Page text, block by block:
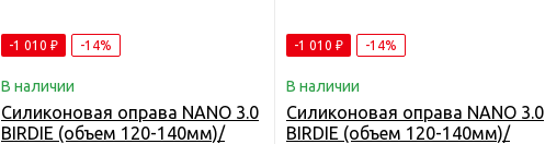
-1 010 ₽ -14%
В наличии
Силиконовая оправа NANO 3.0
BIRDIE (объем 120-140мм)/
-1 010 ₽ -14%
В наличии
Силиконовая оправа NANO 3.0
BIRDIE (объем 120-140мм)/